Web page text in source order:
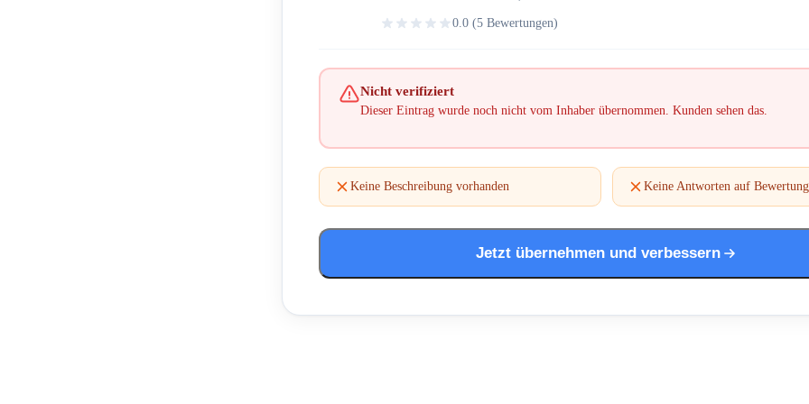
0.0 (5 Bewertungen)
Nicht verifiziert
Dieser Eintrag wurde noch nicht vom Inhaber übernommen. Kunden sehen das.
Keine Beschreibung vorhanden Keine Antworten auf
Jetzt übernehmen und verbessern